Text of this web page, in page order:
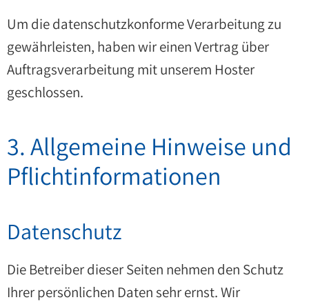
Um die datenschutzkonforme Verarbeitung zu
gewährleisten, haben wir einen Vertrag über
Auftragsverarbeitung mit unserem Hoster
geschlossen.
3. Allgemeine Hinweise und
Pflicht­informationen
Datenschutz
Die Betreiber dieser Seiten nehmen den Schutz
Ihrer persönlichen Daten sehr ernst. Wir